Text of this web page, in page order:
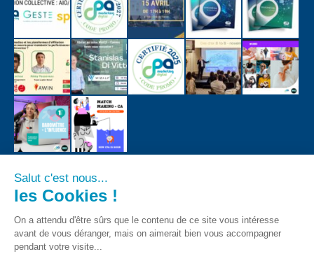
Salut c'est nous...
les Cookies !
On a attendu d'être sûrs que le contenu de ce site vous intéresse
avant de vous déranger, mais on aimerait bien vous accompagner
pendant votre visite...